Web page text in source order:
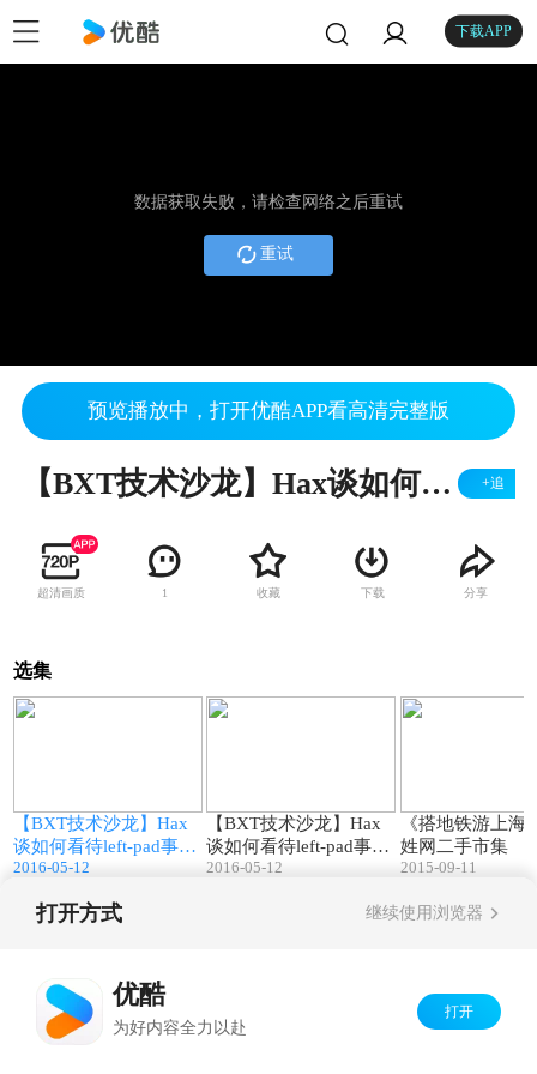
下载APP
数据获取失败，请检查网络之后重试
重试
预览播放中，打开优酷APP看高清完整版
【BXT技术沙龙】Hax谈如何看待left-pad事件（上） +追
超清画质 1 收藏 下载 分享
选集
【BXT技术沙龙】Hax
谈如何看待left-pad事件
（上）
2016-05-12
【BXT技术沙龙】Hax
谈如何看待left-pad事件
（中）
2016-05-12
《搭地铁游上海
姓网二手市集
2015-09-11
打开方式 继续使用浏览器
优酷
为好内容全力以赴
打开